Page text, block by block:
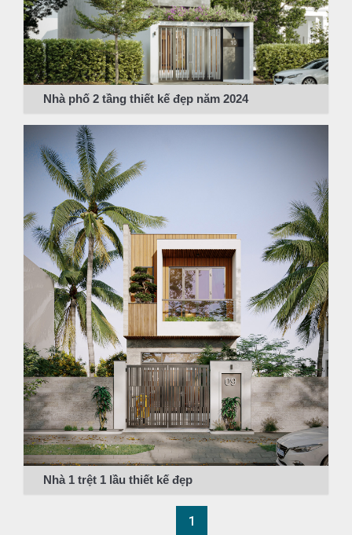
Nhà phố 2 tầng thiết kế đẹp năm 2024
Nhà 1 trệt 1 lầu thiết kế đẹp
1